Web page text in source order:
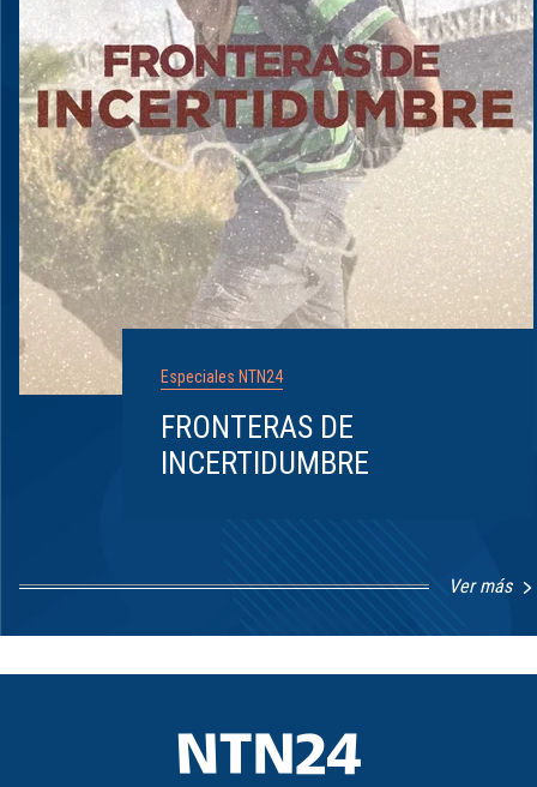
Especiales NTN24
FRONTERAS DE
INCERTIDUMBRE
Ver más
1
8